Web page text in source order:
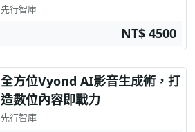
先行智庫
NT$ 4500
全方位Vyond AI影音生成術，打
造數位內容即戰力
先行智庫